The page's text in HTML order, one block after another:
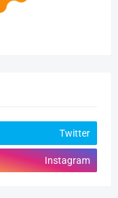
Twitter
Instagram